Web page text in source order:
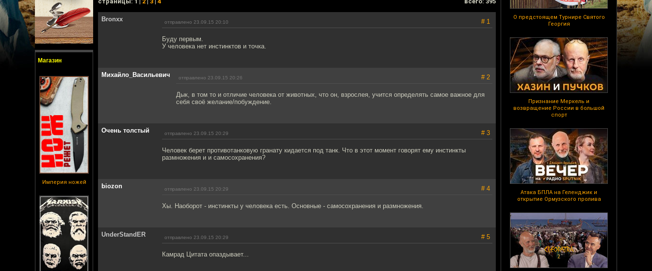
Магазин
Империя ножей
О предстоящем Турнире Святого
Георгия
Признание Меркель и
возвращение России в большой
спорт
Атака БПЛА на Геленджик и
открытие Ормузского пролива
Bronxx отправлено 23.09.15 20:10 # 1
Буду первым.
У человека нет инстинктов и точка.
Михайло_Васильевич отправлено 23.09.15 20:26 # 2
Дык, в том то и отличие человека от животных, что он, взрослея, учится определять самое важное для
себя своё желание/побуждение.
Очень толстый отправлено 23.09.15 20:29 # 3
Человек берет противотанковую гранату кидается под танк. Что в этот момент говорят ему инстинкты
размножения и и самосохранения?
biozon отправлено 23.09.15 20:29 # 4
Хы. Наоборот - инстинкты у человека есть. Основные - самосохранения и размножения.
UnderStandER отправлено 23.09.15 20:29 # 5
Камрад Цитата опаздывает...